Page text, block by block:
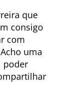
que
consigo
com
uma
poder